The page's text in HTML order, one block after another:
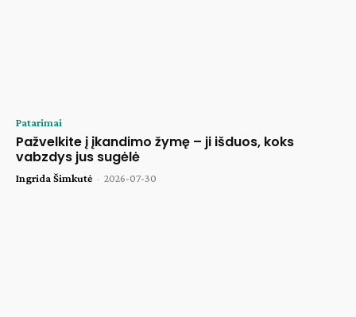
Patarimai
Pažvelkite į įkandimo žymę – ji išduos, koks
vabzdys jus sugėlė
Ingrida Šimkutė - 2026-07-30